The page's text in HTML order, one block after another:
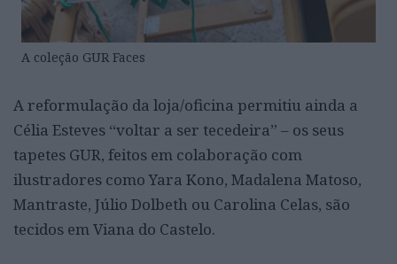
A coleção GUR Faces
A reformulação da loja/oficina permitiu ainda a
Célia Esteves “voltar a ser tecedeira” – os seus
tapetes GUR, feitos em colaboração com
ilustradores como Yara Kono, Madalena Matoso,
Mantraste, Júlio Dolbeth ou Carolina Celas, são
tecidos em Viana do Castelo.